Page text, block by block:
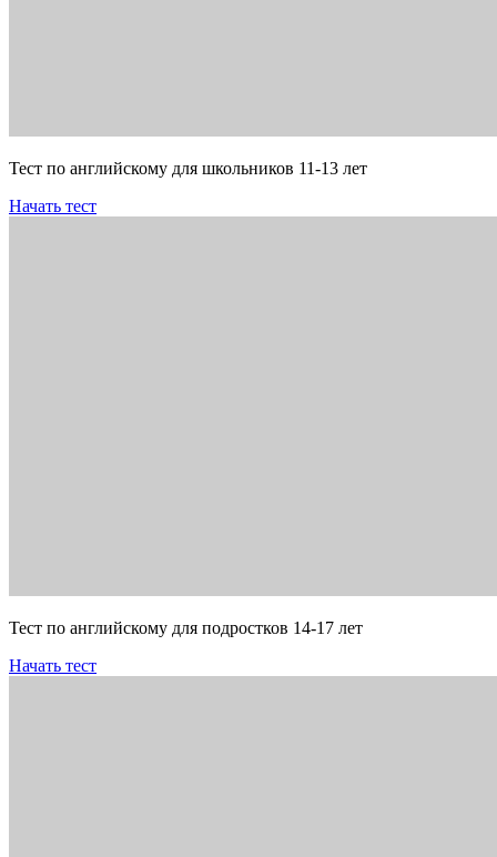
Тест по английскому для школьников 11-13 лет
Начать тест
Тест по английскому для подростков 14-17 лет
Начать тест